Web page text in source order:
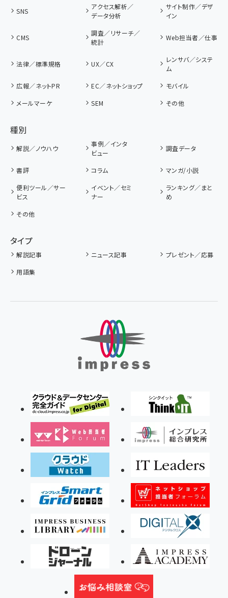
SNS
アクセス解析／
データ分析
サイト制作／デザ
イン
CMS
調査／リサーチ／
統計
Web担当者／仕事
法律／標準規格 UX／CX
レンサバ／システ
ム
広報／ネットPR
EC／ネットショップ
モバイル
メールマーケ
SEM その他
種別
解説／ノウハウ
事例／インタ
ビュー
調査データ
書評 コラム
マンガ/小説
便利ツール／サー
ビス
イベント／セミ
ナー
ランキング／まと
め
その他
タイプ
解説記事 ニュース記事
プレゼント／応募
用語集